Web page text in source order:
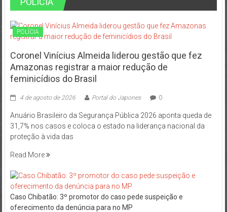
POLÍCIA
Coronel Vinícius Almeida liderou gestão que fez
Amazonas registrar a maior redução de
feminicídios do Brasil
4 de agosto de 2026 Portal do Japones 0
Anuário Brasileiro da Segurança Pública 2026 aponta queda de
31,7% nos casos e coloca o estado na liderança nacional da
proteção à vida das
Read More
Caso Chibatão: 3º promotor do caso pede suspeição e
oferecimento da denúncia para no MP